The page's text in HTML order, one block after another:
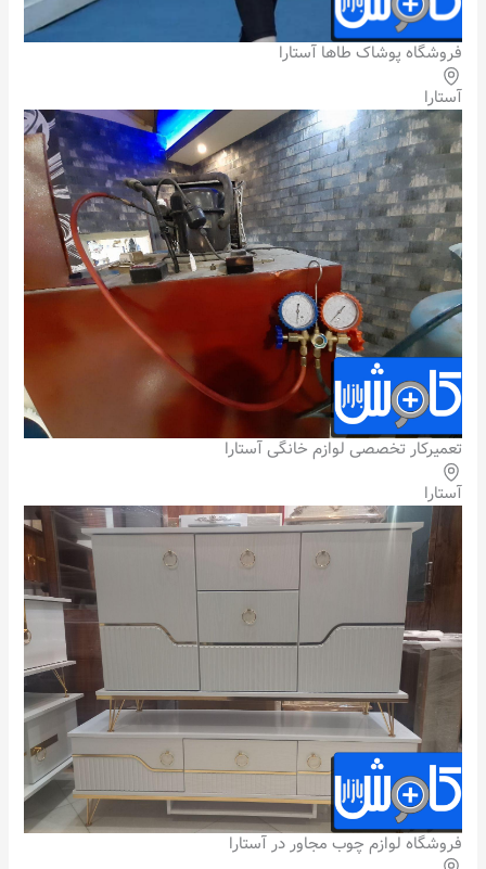
فروشگاه پوشاک طاها آستارا
آستارا
تعمیرکار تخصصی لوازم خانگی آستارا
آستارا
فروشگاه لوازم چوب مجاور در آستارا